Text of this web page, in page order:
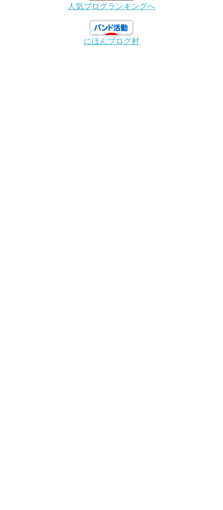
人気ブログランキングへ
にほんブログ村